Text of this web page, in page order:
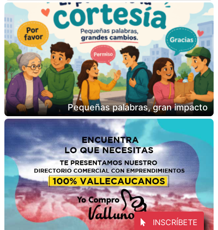
Pequeñas palabras, gran impacto
INSCRÍBETE